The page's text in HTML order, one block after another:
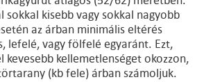
sokkal kisebb vagy sokkal nagyobb
az árban minimális eltérés
lefelé, vagy fölfelé egyaránt. Ezt,
kevesebb kellemetlenséget okozzon,
(kb fele) árban számoljuk.